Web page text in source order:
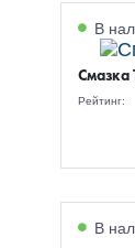
В
Смазка
Рейтинг:
В